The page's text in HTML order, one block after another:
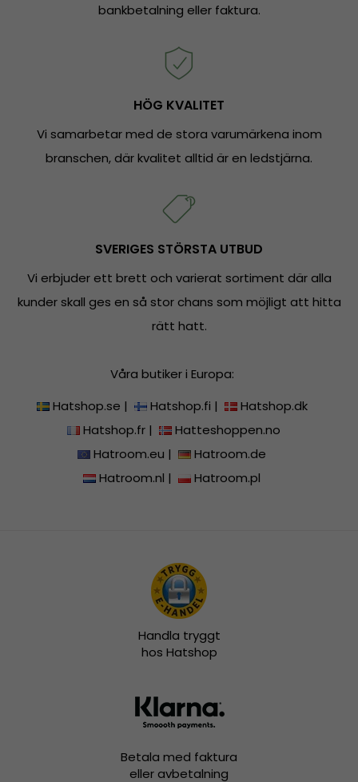
bankbetalning eller faktura.
HÖG KVALITET
Vi samarbetar med de stora varumärkena inom
branschen, där kvalitet alltid är en ledstjärna.
SVERIGES STÖRSTA UTBUD
Vi erbjuder ett brett och varierat sortiment där alla
kunder skall ges en så stor chans som möjligt att hitta
rätt hatt.
Våra butiker i Europa:
Hatshop.se | Hatshop.fi |
Hatshop.dk
Hatshop.fr|
Hatteshoppen.no
Hatroom.eu |
Hatroom.de
Hatroom.nl | Hatroom.pl
Handla tryggt
hos Hatshop
Betala med faktura
eller avbetalning